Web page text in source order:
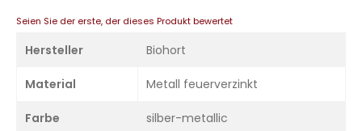
Seien Sie der erste, der dieses Produkt bewertet
Hersteller Biohort
Material Metall feuerverzinkt
Farbe silber-metallic